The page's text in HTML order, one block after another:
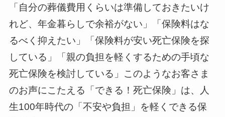
「自分の葬儀費用くらいは準備しておきたいけ
れど、年金暮らしで余裕がない」「保険料はな
るべく抑えたい」「保険料が安い死亡保険を探
している」「親の負担を軽くするための手頃な
死亡保険を検討している」このようなお客さま
のお声にこたえる「できる！死亡保険」は、人
生100年時代の「不安や負担」を軽くできる保